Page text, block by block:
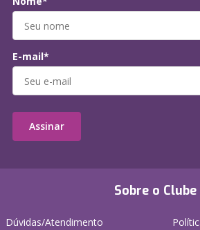
Sobre o Clube
Dúvidas/Atendimento
E-mail*
Assinar